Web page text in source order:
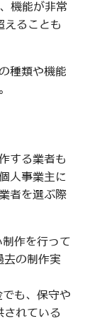
機能が非常
えることも
種類や機能
する業者も
人事業主に
者を選ぶ際
作を行って
去の制作実
も、保守や
されている